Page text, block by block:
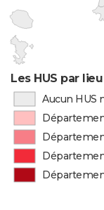
Les HUS par
Aucun HUS